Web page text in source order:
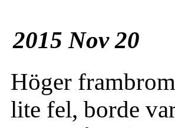
2015 Nov 20
Höger
lite fel, borde